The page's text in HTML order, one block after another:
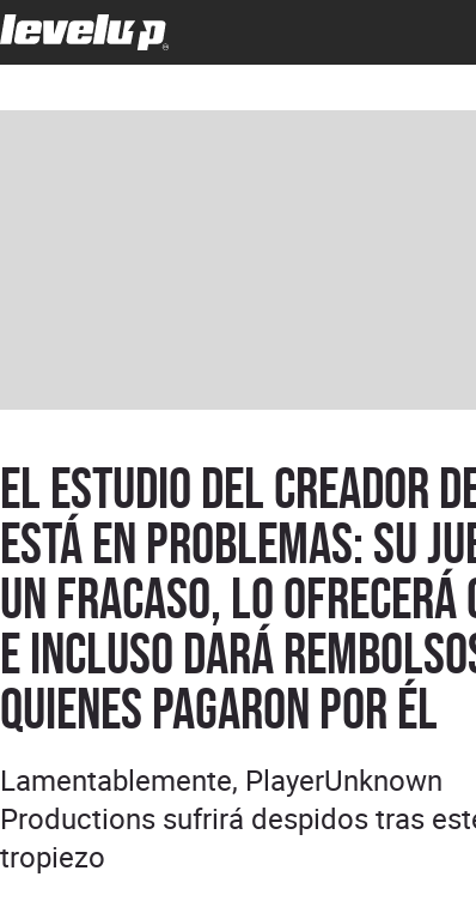
El estudio del creador de
está en problemas: su
un fracaso, lo ofrecerá
e incluso dará
quienes pagaron por él
Lamentablemente, PlayerUnknown
Productions sufrirá despidos tras
tropiezo